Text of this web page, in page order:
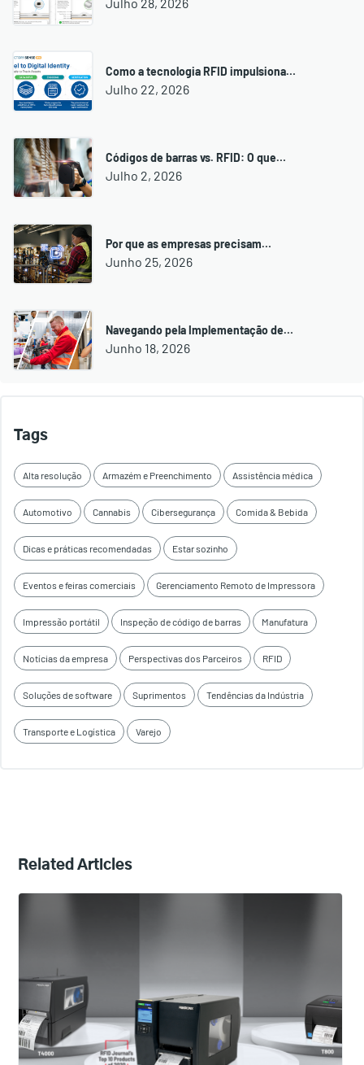
Como a tecnologia RFID impulsiona…
Julho 22, 2026
Códigos de barras vs. RFID: O que…
Julho 2, 2026
Por que as empresas precisam…
Junho 25, 2026
Navegando pela Implementação de…
Junho 18, 2026
Tags
Alta resolução Armazém e Preenchimento Assistência médica
Automotivo Cannabis Cibersegurança Comida & Bebida
Dicas e práticas recomendadas Estar sozinho
Eventos e feiras comerciais Gerenciamento Remoto de Impressora
Impressão portátil Inspeção de código de barras Manufatura
Notícias da empresa Perspectivas dos Parceiros RFID
Soluções de software Suprimentos Tendências da Indústria
Transporte e Logística Varejo
Related Articles